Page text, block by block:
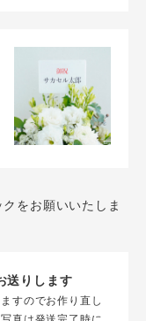
をお願いいたしま
送りします
すのでお作り直し